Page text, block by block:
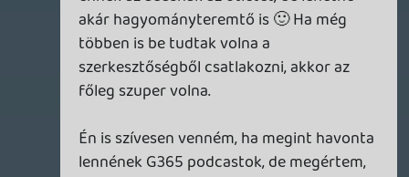
belemászik az ember a részletekbe, borul a
bili. Az AC kapcsán szerintem nem tudják
igaziból megfogni a játékosok (az adott
történelmi koron túl), hogy minek
örülnének. Mármint, nagyvonalakban
megvan, de amúgy nem igazán. A Mirage-
kompaktabb gameplaybe, de ugyanakkor
semmit nem újított ezen, és az AC1
leggyengébb részeit is átemelte.